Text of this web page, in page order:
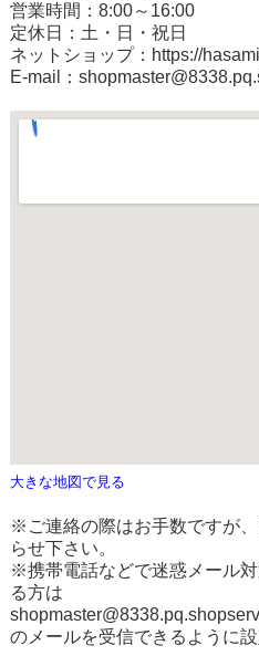
営業時間：8:00～16:00
定休日：土・日・祝日
ネットショップ： https://
E-mail：
大きな地図で見る
※ご連絡の際はお手数ですが
らせ下さい。
※携帯電話などで迷惑メール
る方は
のメールを受信できるように